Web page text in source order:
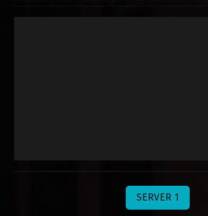
SERVER 1